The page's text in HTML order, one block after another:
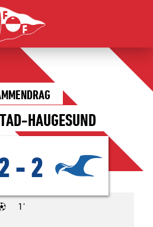
HAUGESUND
- 2
1'